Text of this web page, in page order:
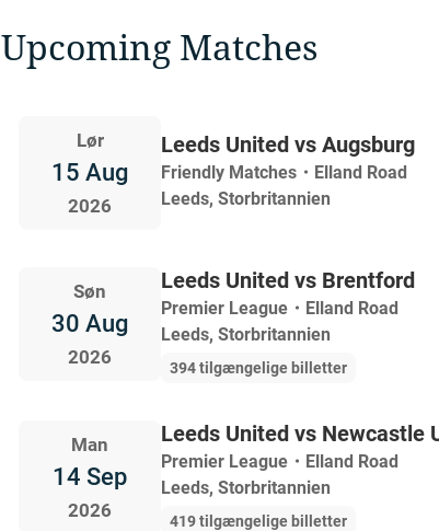
Upcoming Matches
Lør
15 Aug
2026
Leeds United vs Augsburg
Friendly Matches ・ Elland Road
Leeds, Storbritannien
Søn
30 Aug
2026
Leeds United vs Brentford
Premier League ・ Elland Road
Leeds, Storbritannien
394 tilgængelige billetter
Man
14 Sep
2026
Leeds United vs Newcastle
Premier League ・ Elland Road
Leeds, Storbritannien
419 tilgængelige billetter